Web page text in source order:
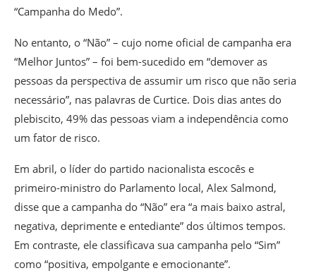
“Campanha do Medo”.
No entanto, o “Não” – cujo nome oficial de campanha era
“Melhor Juntos” – foi bem-sucedido em “demover as
pessoas da perspectiva de assumir um risco que não seria
necessário”, nas palavras de Curtice. Dois dias antes do
plebiscito, 49% das pessoas viam a independência como
um fator de risco.
Em abril, o líder do partido nacionalista escocês e
primeiro-ministro do Parlamento local, Alex Salmond,
disse que a campanha do “Não” era “a mais baixo astral,
negativa, deprimente e entediante” dos últimos tempos.
Em contraste, ele classificava sua campanha pelo “Sim”
como “positiva, empolgante e emocionante”.